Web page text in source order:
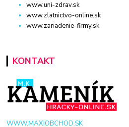
www.uni-zdrav.sk
www.zlatnictvo-online.sk
www.zariadenie-firmy.sk
KONTAKT
WWW.MAXIOBCHOD.SK